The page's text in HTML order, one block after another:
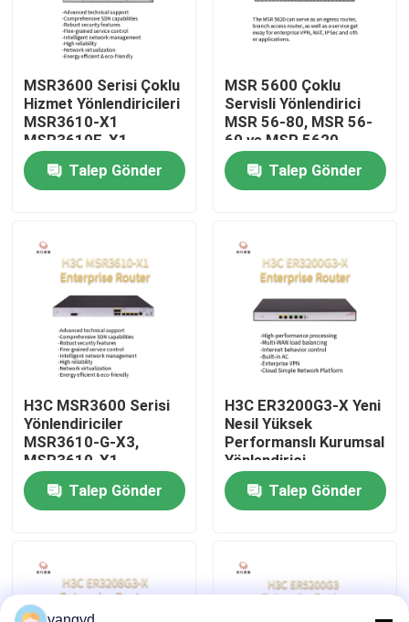
Ana Sayfa
Ürün
Fabrika turu
Kalite Kontrolü
Bizimle İletişim
Haberler
vakalar
Raf Depolama Sunucusu
MSR3600 Serisi Çoklu
Hizmet Yönlendiricileri
MSR3610-X1
MSR3610E-X1
MSR3640-X1-HI
MSR3640-X1
MSR3640-G
Talep Gönder
MSR 5600 Çoklu
Servisli Yönlendirici
MSR 56-80, MSR 56-
60 ve MSR 5620
Talep Gönder
H3C MSR3600 Serisi
Yönlendiriciler
MSR3610-G-X3,
MSR3610-X1,
MSR3640-X1-HI,
MSR3640-X1,
MSR3620-X1
Talep Gönder
H3C ER3200G3-X Yeni
Nesil Yüksek
Performanslı Kurumsal
Yönlendirici
Talep Gönder